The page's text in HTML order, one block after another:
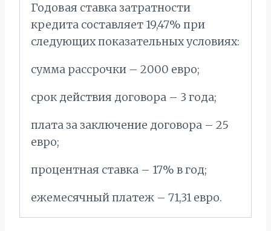
Годовая ставка затратности
кредита составляет 19,47% при
следующих показательных условиях:
сумма рассрочки – 2000 евро;
срок действия договора – 3 года;
плата за заключение договора – 25
евро;
процентная ставка – 17% в год;
ежемесячный платеж – 71,31 евро.